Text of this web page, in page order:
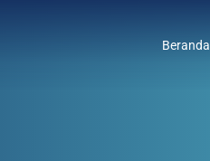
Beranda